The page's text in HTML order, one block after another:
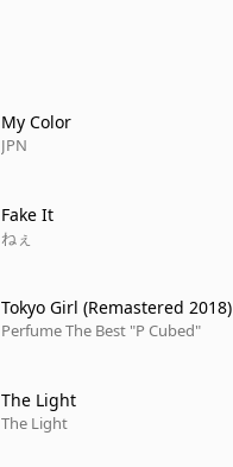
My Color
JPN
Fake It
ねぇ
Tokyo Girl (Remastered 2018)
Perfume The Best "P Cubed"
The Light
The Light